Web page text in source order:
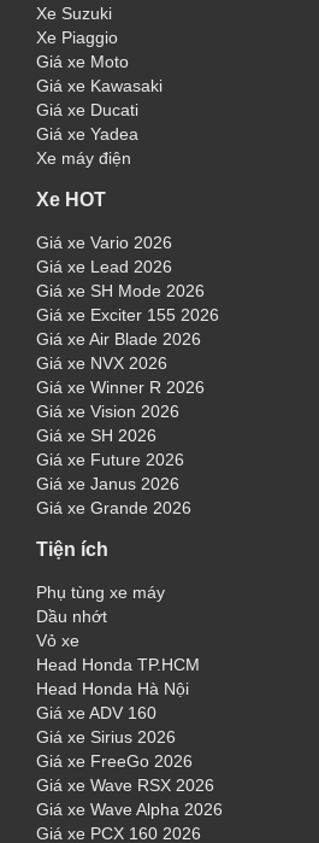
Xe Suzuki
Xe Piaggio
Giá xe Moto
Giá xe Kawasaki
Giá xe Ducati
Giá xe Yadea
Xe máy điện
Xe HOT
Giá xe Vario 2026
Giá xe Lead 2026
Giá xe SH Mode 2026
Giá xe Exciter 155 2026
Giá xe Air Blade 2026
Giá xe NVX 2026
Giá xe Winner R 2026
Giá xe Vision 2026
Giá xe SH 2026
Giá xe Future 2026
Giá xe Janus 2026
Giá xe Grande 2026
Tiện ích
Phụ tùng xe máy
Dầu nhớt
Vỏ xe
Head Honda TP.HCM
Head Honda Hà Nội
Giá xe ADV 160
Giá xe Sirius 2026
Giá xe FreeGo 2026
Giá xe Wave RSX 2026
Giá xe Wave Alpha 2026
Giá xe PCX 160 2026